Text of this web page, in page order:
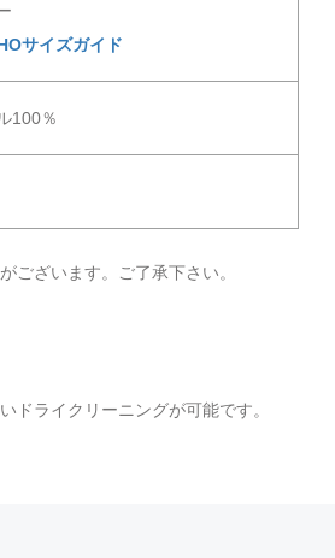
サイズガイド
100％
ございます。ご了承下さい。
ドライクリーニングが可能です。